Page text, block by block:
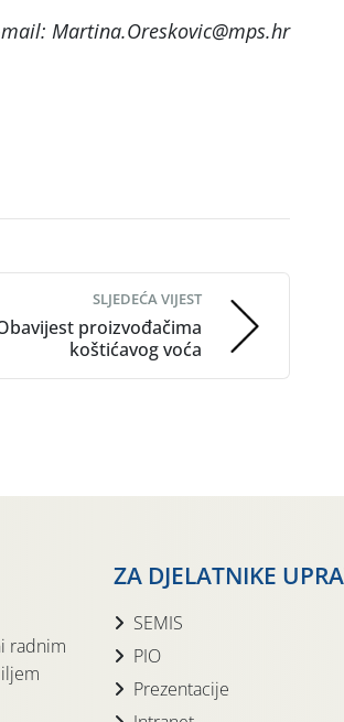
Martina.Oreskovic@mps.hr
SLJEDEĆA VIJEST
proizvođačima
koštićavog voća
radnim
ZA DJELATNIKE
SEMIS
PIO
Prezentacije